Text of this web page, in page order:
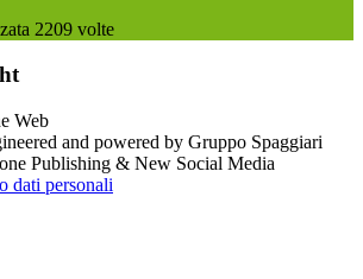
2209 volte
and powered by Gruppo Spaggiari
Publishing & New Social Media
dati personali